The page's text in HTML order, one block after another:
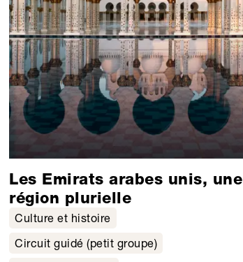
Les Emirats arabes unis, une
région plurielle
Culture et histoire
Circuit guidé (petit groupe)